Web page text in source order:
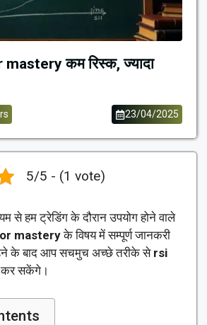
कम रिस्क, ज्यादा
23/04/2025
5/5 - (1 vote)
हम ट्रेडिंग के दौरान उपयोग होने वाले
masteryके विषय में सम्पूर्ण जानकरी
के बाद आप सचमुच अच्छे तरीके से rsi
कर सकेंगे।